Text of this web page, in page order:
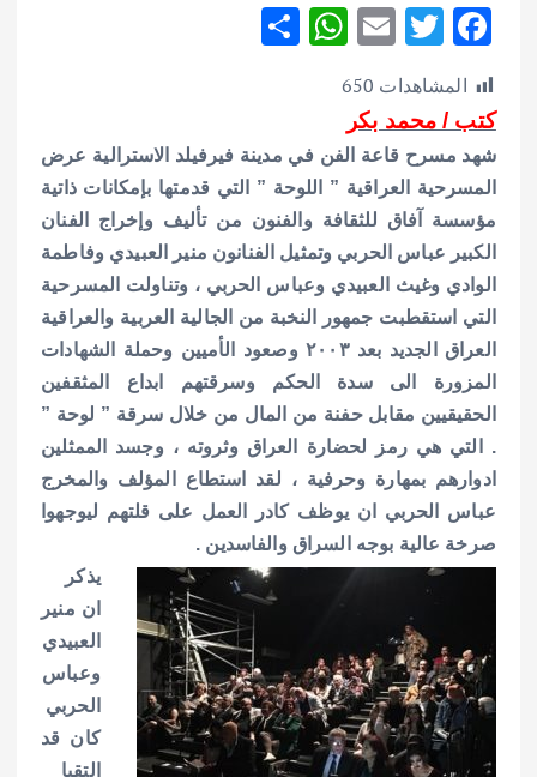
F
ac
e
b
o
o
k
T
w
it
te
r
E
m
ai
l
W
s
A
p
p
e
المشاهدات 650
كتب / محمد بكر
شهد مسرح قاعة الفن في مدينة فيرفيلد الاسترالية عرض
المسرحية العراقية ” اللوحة ” التي قدمتها بإمكانات ذاتية
مؤسسة آفاق للثقافة والفنون من تأليف وإخراج الفنان
الكبير عباس الحربي وتمثيل الفنانون منير العبيدي وفاطمة
الوادي وغيث العبيدي وعباس الحربي ، وتناولت المسرحية
التي استقطبت جمهور النخبة من الجالية العربية والعراقية
العراق الجديد بعد ٢٠٠٣ وصعود الأميين وحملة الشهادات
المزورة الى سدة الحكم وسرقتهم ابداع المثقفين
الحقيقيين مقابل حفنة من المال من خلال سرقة ” لوحة ”
. التي هي رمز لحضارة العراق وثروته ، وجسد الممثلين
ادوارهم بمهارة وحرفية ، لقد استطاع المؤلف والمخرج
عباس الحربي ان يوظف كادر العمل على قلتهم ليوجهوا
صرخة عالية بوجه السراق والفاسدين .
يذكر
ان منير
العبيدي
وعباس
الحربي
كان قد
التقيا